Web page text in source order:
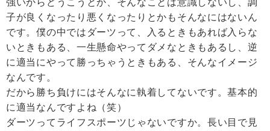
子が良くなったり悪くなったりとかもそんなにはないん
です。僕の中ではダーツって、入るときもあれば入らな
いときもある、一生懸命やってダメなときもあるし、逆
に適当にやって勝っちゃうときもある、そんなイメージ
なんです。
だから勝ち負けにはそんなに執着してないです。基本的
に適当なんですよね（笑）
ダーツってライフスポーツじゃないですか。長い目で見